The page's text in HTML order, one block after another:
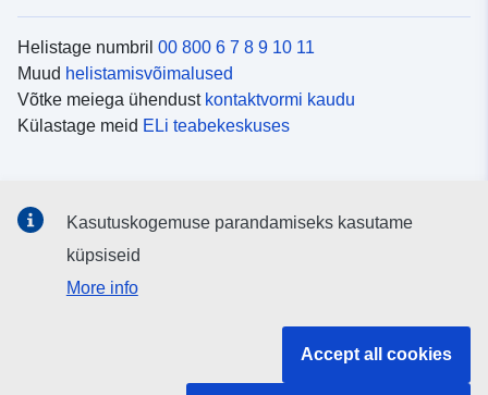
Helistage numbril 00 800 6 7 8 9 10 11
Muud helistamisvõimalused
Võtke meiega ühendust kontaktvormi kaudu
Külastage meid ELi teabekeskuses
Otsige ELi teavet
ELi institutsioonid ja asutused
Kasutuskogemuse parandamiseks kasutame
küpsiseid
More info
Accept all cookies